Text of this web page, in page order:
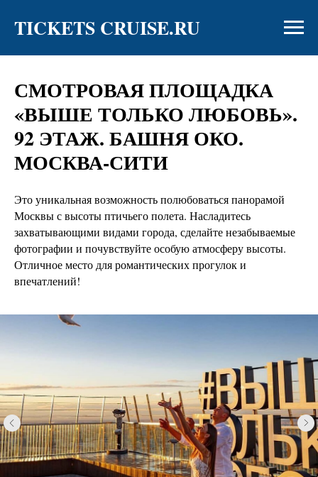
TICKETS CRUISE.RU
СМОТРОВАЯ ПЛОЩАДКА
«ВЫШЕ ТОЛЬКО ЛЮБОВЬ».
92 ЭТАЖ. БАШНЯ ОКО.
МОСКВА-СИТИ
Это уникальная возможность полюбоваться панорамой
Москвы с высоты птичьего полета. Насладитесь
захватывающими видами города, сделайте незабываемые
фотографии и почувствуйте особую атмосферу высоты.
Отличное место для романтических прогулок и
впечатлений!